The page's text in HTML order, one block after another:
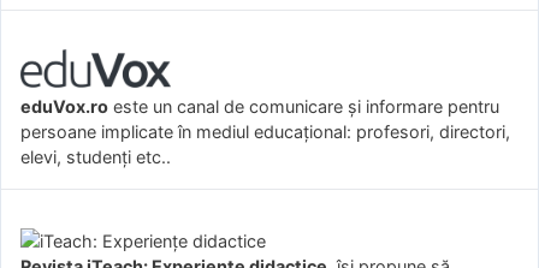
eduVox.ro este un canal de comunicare și informare pentru
persoane implicate în mediul educațional: profesori, directori,
elevi, studenți etc..